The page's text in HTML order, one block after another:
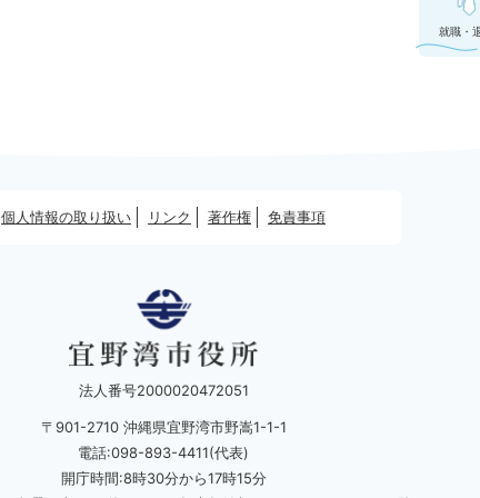
就職・
個人情報の取り扱い リンク 著作権 免責事項
法人番号2000020472051
〒901-2710 沖縄県宜野湾市野嵩1-1-1
電話:098-893-4411(代表)
開庁時間:8時30分から17時15分